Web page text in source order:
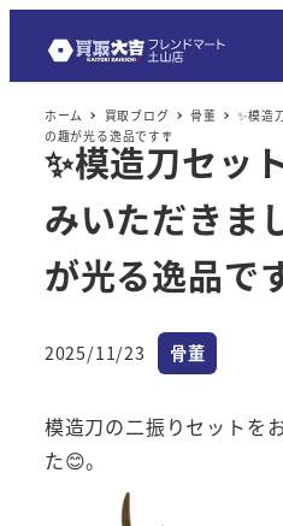
ホーム 買取ブログ 骨董
✨模造
の趣が光る逸品です🎐
✨模造刀セッ
みいただきま
が光る逸品で
投稿日
2025/11/23 カテゴリー
骨董
模造刀の二振りセットを
た😊。